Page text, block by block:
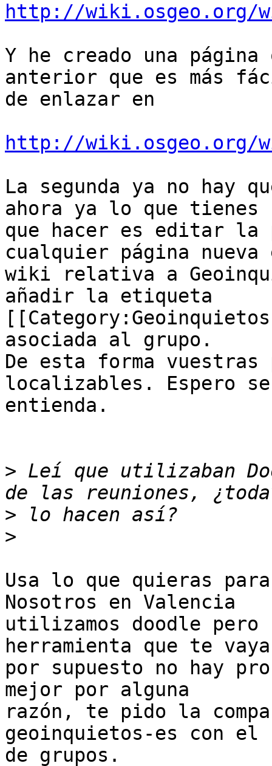
http://wiki.osgeo.org/
Y he creado una
anterior que es más
de enlazar en
http://wiki.osgeo.org/
La segunda ya no hay
ahora ya lo que tienes
que hacer es editar la
cualquier página nueva
wiki relativa a
añadir la etiqueta
asociada al grupo.
De esta forma vuestras
localizables. Espero se
entienda.
> Leí que utilizaban
>
>
Usa lo que quieras
Nosotros en Valencia
utilizamos doodle pero
herramienta que te
por supuesto no hay
mejor por alguna
razón, te pido la
geoinquietos-es con el
de grupos.